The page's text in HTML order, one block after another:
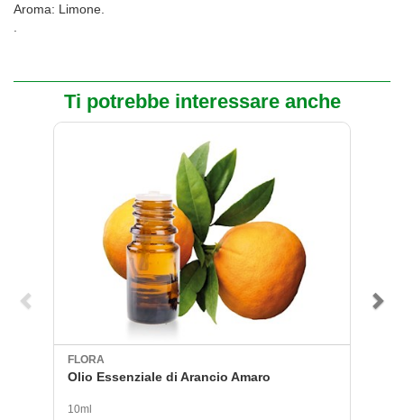
Aroma: Limone.
Ti potrebbe interessare anche
FLORA
Olio Essenziale di Arancio Amaro
10ml